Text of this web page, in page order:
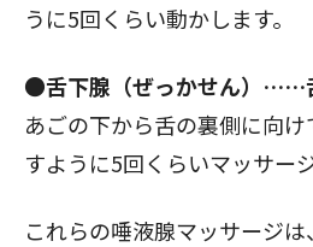
うに5回くらい動かします。
●舌下腺（ぜっかせん）……
あごの下から舌の裏側に向
すように5回くらいマッサー
これらの唾液腺マッサージ